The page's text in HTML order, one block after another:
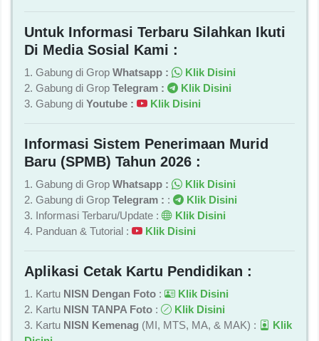
Untuk Informasi Terbaru Silahkan Ikuti
Di Media Sosial Kami :
1. Gabung di Grop Whatsapp :
Klik Disini
2. Gabung di Grop Telegram :
Klik Disini
3. Gabung di Youtube : Klik Disini
Informasi Sistem Penerimaan Murid
Baru (SPMB) Tahun 2026 :
1. Gabung di Grop Whatsapp :
Klik Disini
2. Gabung di Grop Telegram : :
Klik Disini
3. Informasi Terbaru/Update :
Klik Disini
4. Panduan & Tutorial :
Klik Disini
Aplikasi Cetak Kartu Pendidikan :
1. Kartu NISN Dengan Foto :
Klik Disini
2. Kartu NISN TANPA Foto :
Klik Disini
3. Kartu NISN Kemenag (MI, MTS, MA, & MAK) :
Klik